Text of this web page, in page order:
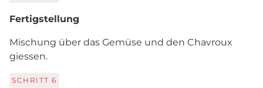
Fertigstellung
Mischung über das Gemüse und den Chavroux
giessen.
SCHRITT 6